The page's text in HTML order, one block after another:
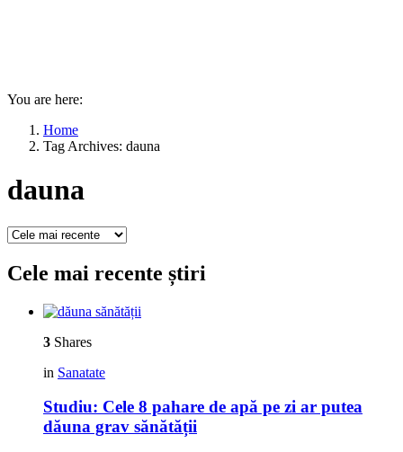
You are here:
Home
Tag Archives: dauna
dauna
Cele mai recente știri
3 Shares
in Sanatate
Studiu: Cele 8 pahare de apă pe zi ar putea
dăuna grav sănătății